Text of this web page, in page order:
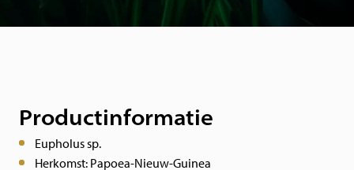
Productinformatie
Eupholus sp.
Herkomst: Papoea-Nieuw-Guinea